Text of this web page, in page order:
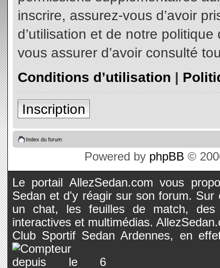
inscrire, assurez-vous d’avoir
d’utilisation et de notre
vous assurer d’avoir consulté
Conditions d’utilisation |
Inscription
Index du forum
Powered by phpBB ©
Le portail AllezSedan.com vous
Sedan et d'y réagir sur son forum.
un chat, les feuilles de match, des
interactives et multimédias.
Club Sportif Sedan Ardennes, en